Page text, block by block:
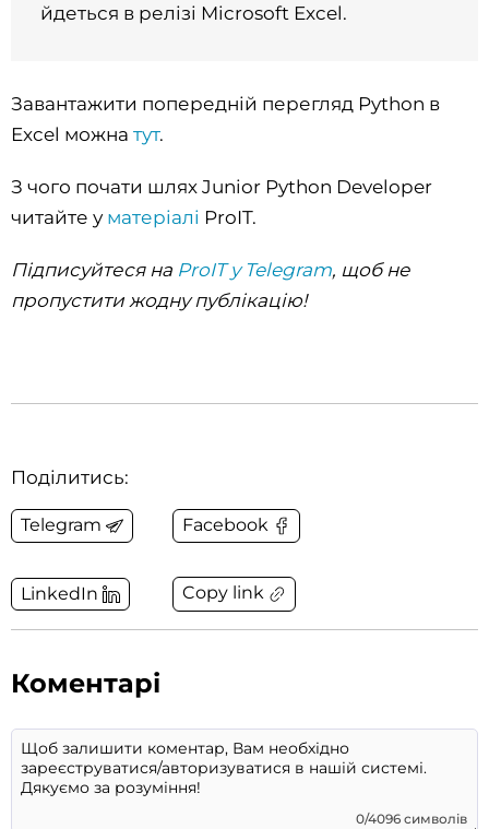
йдеться в релізі Microsoft Excel.
Завантажити попередній перегляд Python в
Excel можна тут.
З чого почати шлях Junior Python Developer
читайте у матеріалі ProIT.
Підписуйтеся на ProIT у Telegram, щоб не
пропустити жодну публікацію!
Поділитись:
Telegram Facebook
LinkedIn Copy link
Коментарі
0/4096 символів